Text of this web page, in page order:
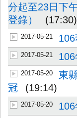
分起至23日下
登錄）
(17:30)
2017-05-21
2017-05-21
2017-05-20
東
冠
(19:14)
2017-05-20